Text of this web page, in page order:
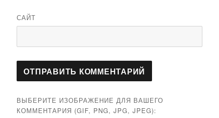
САЙТ
ВЫБЕРИТЕ ИЗОБРАЖЕНИЕ ДЛЯ ВАШЕГО
КОММЕНТАРИЯ (GIF, PNG, JPG, JPEG):